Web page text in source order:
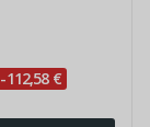
-112,58 €